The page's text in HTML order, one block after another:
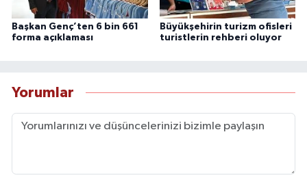
Başkan Genç’ten 6 bin 661
forma açıklaması
Büyükşehirin turizm ofisleri
turistlerin rehberi oluyor
Yorumlar